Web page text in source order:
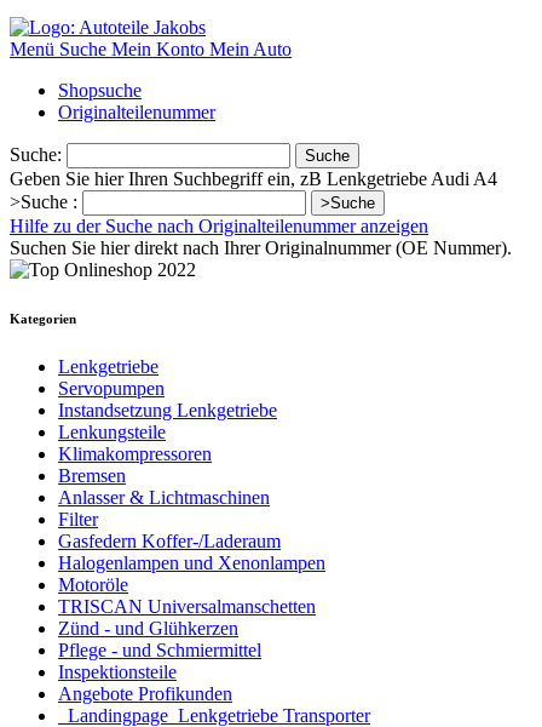
Menü Suche Mein Konto Mein Auto
Shopsuche
Originalteilenummer
Suche: Suche
Geben Sie hier Ihren Suchbegriff ein, zB Lenkgetriebe Audi A4
>Suche :
>Suche
Hilfe zu der Suche nach Originalteilenummer anzeigen
Suchen Sie hier direkt nach Ihrer Originalnummer (OE Nummer).
Kategorien
Lenkgetriebe
Servopumpen
Instandsetzung Lenkgetriebe
Lenkungsteile
Klimakompressoren
Bremsen
Anlasser & Lichtmaschinen
Filter
Gasfedern Koffer-/Laderaum
Halogenlampen und Xenonlampen
Motoröle
TRISCAN Universalmanschetten
Zünd - und Glühkerzen
Pflege - und Schmiermittel
Inspektionsteile
Angebote Profikunden
_Landingpage_Lenkgetriebe Transporter